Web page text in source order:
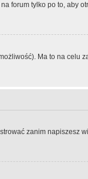
forum tylko po to, aby
Ma to na celu
zanim napiszesz